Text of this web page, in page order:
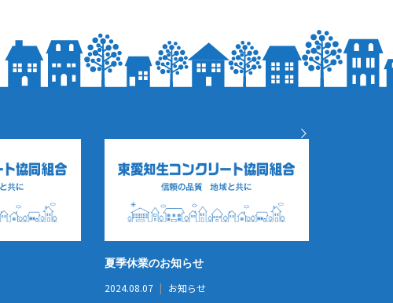
夏季休業のお知らせ
2024.08.07 お知らせ